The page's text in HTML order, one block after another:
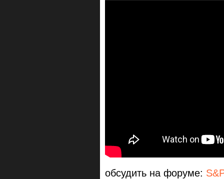
обсудить на форуме: